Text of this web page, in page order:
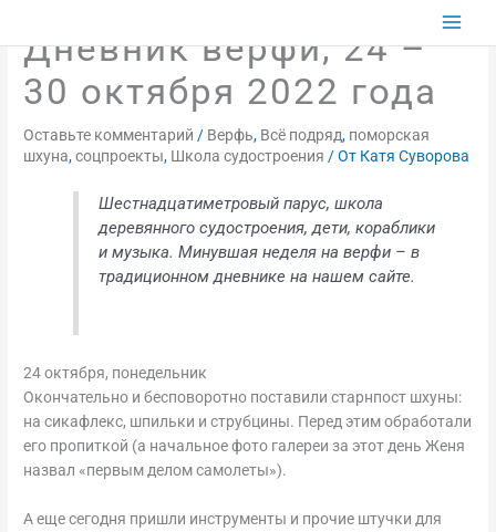
содержимому
Дневник верфи, 24 –
30 октября 2022 года
Оставьте комментарий / Верфь, Всё подряд, поморская
шхуна,соцпроекты, Школа судостроения / От Катя Суворова
Шестнадцатиметровый парус, школа
деревянного судостроения, дети, кораблики
и музыка. Минувшая неделя на верфи – в
традиционном дневнике на нашем сайте.
24 октября, понедельник
Окончательно и бесповоротно поставили старнпост шхуны:
на сикафлекс, шпильки и струбцины. Перед этим обработали
его пропиткой (а начальное фото галереи за этот день Женя
назвал «первым делом самолеты»).
А еще сегодня пришли инструменты и прочие штучки для